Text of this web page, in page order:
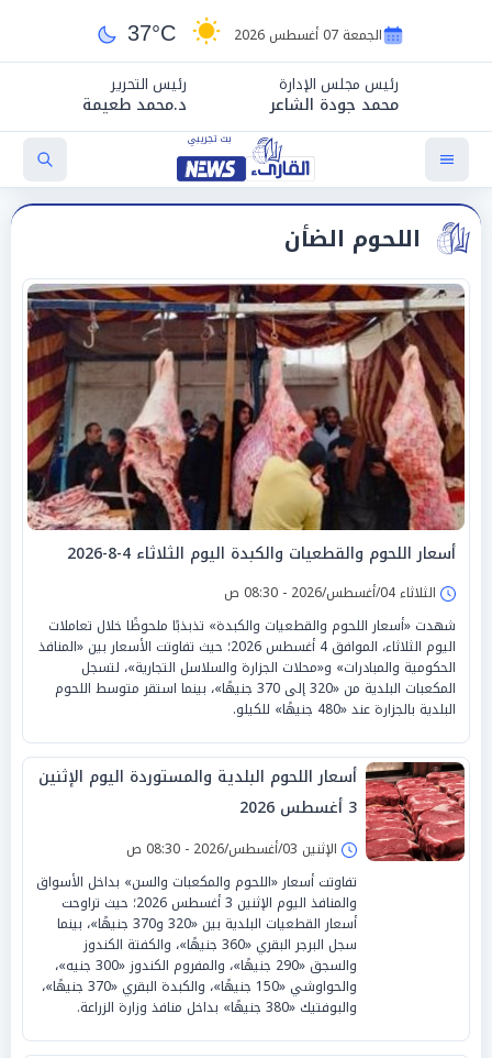
الجمعة 07 أغسطس 2026 37°C
رئيس مجلس الإدارة
محمد جودة الشاعر
رئيس التحرير
د.محمد طعيمة
اللحوم الضأن
أسعار اللحوم والقطعيات والكبدة اليوم الثلاثاء 4-8-2026
الثلاثاء 04/أغسطس/2026 - 08:30 ص
شهدت «أسعار اللحوم والقطعيات والكبدة» تذبذبًا ملحوظًا خلال تعاملات
اليوم الثلاثاء، الموافق 4 أغسطس 2026؛ حيث تفاوتت الأسعار بين «المنافذ
الحكومية والمبادرات» و«محلات الجزارة والسلاسل التجارية»، لتسجل
المكعبات البلدية من «320 إلى 370 جنيهًا»، بينما استقر متوسط اللحوم
البلدية بالجزارة عند «480 جنيهًا» للكيلو.
أسعار اللحوم البلدية والمستوردة اليوم الإثنين
3 أغسطس 2026
الإثنين 03/أغسطس/2026 - 08:30 ص
تفاوتت أسعار «اللحوم والمكعبات والسن» بداخل الأسواق
والمنافذ اليوم الإثنين 3 أغسطس 2026؛ حيث تراوحت
أسعار القطعيات البلدية بين «320 و370 جنيهًا»، بينما
سجل البرجر البقري «360 جنيهًا»، والكفتة الكندوز
والسجق «290 جنيهًا»، والمفروم الكندوز «300 جنيه»،
والحواوشي «150 جنيهًا»، والكبدة البقري «370 جنيهًا»،
والبوفتيك «380 جنيهًا» بداخل منافذ وزارة الزراعة.